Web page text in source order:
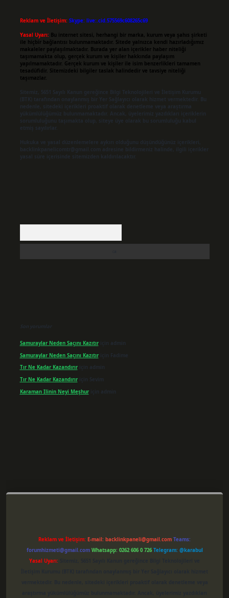
Reklam ve İletişim: Skype: live:.cid.575569c608265c69
Yasal Uyarı: Bu internet sitesi, herhangi bir marka, kurum veya şahıs şirketi
ile hiçbir bağlantısı bulunmamaktadır. Sitede yalnızca kendi hazırladığımız
makaleler paylaşılmaktadır. Burada yer alan içerikler haber niteliği
taşımamakta olup, gerçek kurum ve kişiler hakkında paylaşım
yapılmamaktadır. Gerçek kurum ve kişiler ile isim benzerlikleri tamamen
tesadüfidir. Sitemizdeki bilgiler taslak halindedir ve tavsiye niteliği
taşımazlar.
Sitemiz, 5651 Sayılı Kanun gereğince Bilgi Teknolojileri ve İletişim Kurumu
(BTK) tarafından onaylanmış bir Yer Sağlayıcı olarak hizmet vermektedir. Bu
nedenle, sitedeki içerikleri proaktif olarak denetleme veya araştırma
yükümlülüğümüz bulunmamaktadır. Ancak, üyelerimiz yazdıkları içeriklerin
sorumluluğunu taşımakta olup, siteye üye olarak bu sorumluluğu kabul
etmiş sayılırlar.
Hukuka ve yasal düzenlemelere aykırı olduğunu düşündüğünüz içerikleri,
backlinkpanelicomtr@gmail.com
adresine bildirmeniz halinde, ilgili içerikler
yasal süre içerisinde sitemizden kaldırılacaktır.
Son yorumlar
Samuraylar Neden Saçını Kazıtıriçin admin
Samuraylar Neden Saçını Kazıtıriçin Fadime
Tır Ne Kadar Kazandırıriçin admin
Tır Ne Kadar Kazandırıriçin Sevim
Karaman Ilinin Neyi Meşhuriçin admin
Reklam ve İletişim: E-mail: backlinkpaneli@gmail.com Teams:
forumhizmeti@gmail.com Whatsapp: 0262 606 0 726 Telegram: @karabul
Yasal Uyarı: